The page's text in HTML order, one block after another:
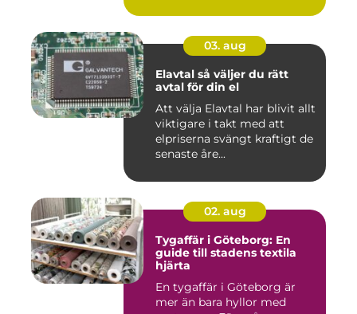
03. aug
Elavtal så väljer du rätt
avtal för din el
Att välja Elavtal har blivit allt
viktigare i takt med att
elpriserna svängt kraftigt de
senaste åre...
02. aug
Tygaffär i Göteborg: En
guide till stadens textila
hjärta
En tygaffär i Göteborg är
mer än bara hyllor med